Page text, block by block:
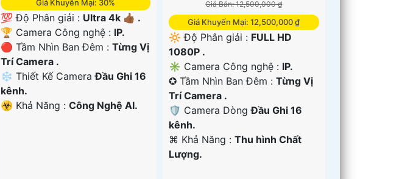
Giá Khuyến Mại: 30%
💯 Độ Phân giải : Ultra 4k 👍🏾 .
🏆 Camera Công nghệ : IP.
🔴 Tầm Nhìn Ban Đêm : Từng Vị
Trí Camera .
❄ Thiết Kế CameraĐầu Ghi 16
kênh.
️☣️ Khả Năng : Công Nghệ AI.
Giá Bán: 12,500,000 ₫
Giá Khuyến Mại: 12,500,000 ₫
🔆 Độ Phân giải : FULL HD
1080P .
✳️ Camera Công nghệ : IP.
✪ Tầm Nhìn Ban Đêm :Từng Vị
Trí Camera .
🛡 Camera DòngĐầu Ghi 16
kênh.
️⌘ Khả Năng :Thu hình Chất
Lượng.